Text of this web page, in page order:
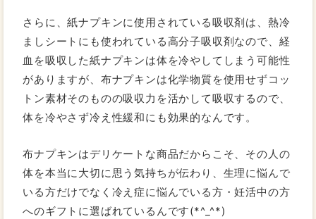
さらに、紙ナプキンに使用されている吸収剤は、熱冷
ましシートにも使われている高分子吸収剤なので、経
血を吸収した紙ナプキンは体を冷やしてしまう可能性
がありますが、布ナプキンは化学物質を使用せずコッ
トン素材そのものの吸収力を活かして吸収するので、
体を冷やさず冷え性緩和にも効果的なんです。
布ナプキンはデリケートな商品だからこそ、その人の
体を本当に大切に思う気持ちが伝わり、生理に悩んで
いる方だけでなく冷え症に悩んでいる方・妊活中の方
へのギフトに選ばれているんです(*^_^*)